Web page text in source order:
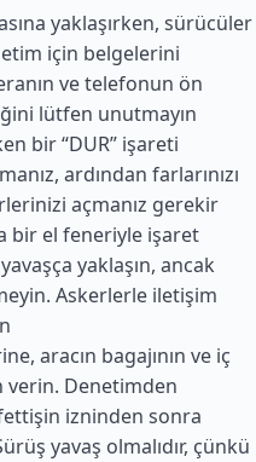
yaklaşırken, sürücüler
için belgelerini
ve telefonun ön
lütfen unutmayın
bir “DUR” işareti
ardından farlarınızı
açmanız gerekir
bir el feneriyle işaret
yaklaşın, ancak
Askerlerle iletişim
aracın bagajının ve iç
verin. Denetimden
izninden sonra
yavaş olmalıdır, çünkü